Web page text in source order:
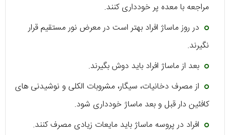
مراجعه با معده پر خودداری کنند.
در روز ماساژ افراد بهتر است در معرض نور مستقیم قرار
نگیرند.
بعد از ماساژ افراد باید دوش بگیرند.
از مصرف دخانیات، سیگار، مشروبات الکلی و نوشیدنی های
کافئین دار قبل و بعد ماساژ خودداری شود.
افراد در پروسه ماساژ باید مایعات زیادی مصرف کنند.